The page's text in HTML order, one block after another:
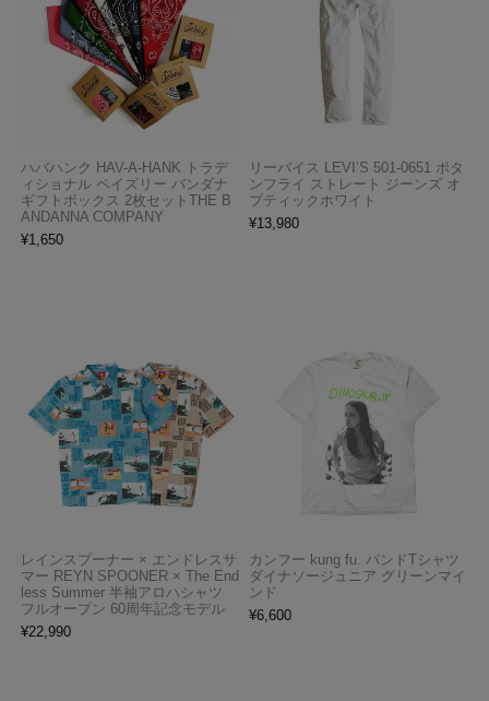
ハバハンク HAV-A-HANK トラデ
ィショナル ペイズリー バンダナ
ギフトボックス 2枚セットTHE B
ANDANNA COMPANY
¥1,650
リーバイス LEVI’S 501-0651 ボタ
ンフライ ストレート ジーンズ オ
プティックホワイト
¥13,980
レインスプーナー × エンドレスサ
マー REYN SPOONER × The End
less Summer 半袖アロハシャツ
フルオープン 60周年記念モデル
¥22,990
カンフー kung fu. バンドTシャツ
ダイナソージュニア グリーンマイ
ンド
¥6,600